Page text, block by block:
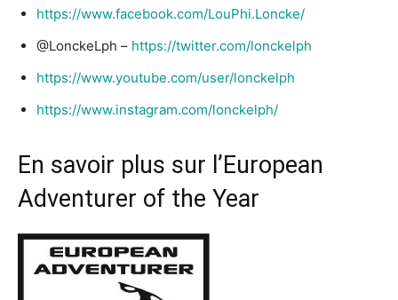
https://www.facebook.com/LouPhi.Loncke/
@LonckeLph – https://twitter.com/lonckelph
https://www.youtube.com/user/lonckelph
https://www.instagram.com/lonckelph/
En savoir plus sur l’European
Adventurer of the Year